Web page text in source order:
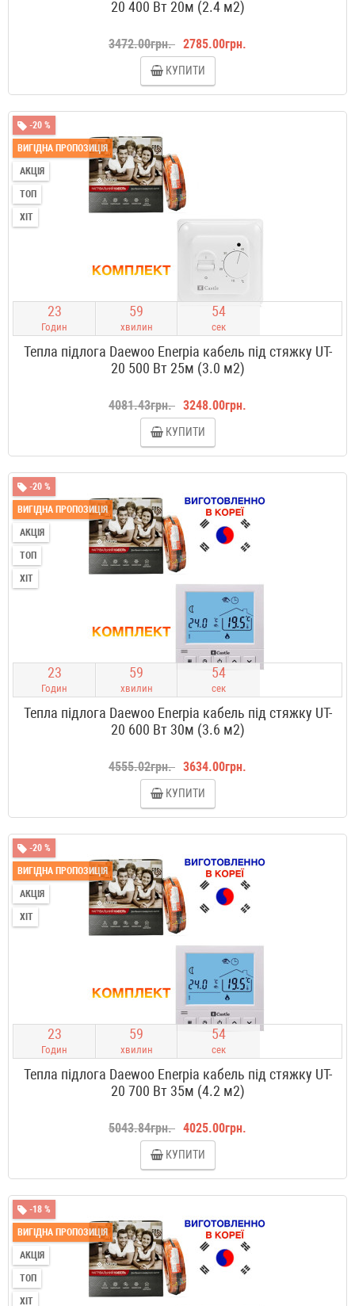
20 400 Вт 20м (2.4 м2)
3472.00грн. 2785.00грн.
КУПИТИ
-20 %
ВИГІДНА ПРОПОЗИЦІЯ
АКЦІЯ
ТОП
ХІТ
23
Годин
59
хвилин
53
сек
Тепла підлога Daewoo Enerpia кабель під стяжку UT-
20 500 Вт 25м (3.0 м2)
4081.43грн. 3248.00грн.
КУПИТИ
-20 %
ВИГІДНА ПРОПОЗИЦІЯ
АКЦІЯ
ТОП
ХІТ
23
Годин
59
хвилин
53
сек
Тепла підлога Daewoo Enerpia кабель під стяжку UT-
20 600 Вт 30м (3.6 м2)
4555.02грн. 3634.00грн.
КУПИТИ
-20 %
ВИГІДНА ПРОПОЗИЦІЯ
АКЦІЯ
ХІТ
23
Годин
59
хвилин
53
сек
Тепла підлога Daewoo Enerpia кабель під стяжку UT-
20 700 Вт 35м (4.2 м2)
5043.84грн. 4025.00грн.
КУПИТИ
-18 %
ВИГІДНА ПРОПОЗИЦІЯ
АКЦІЯ
ТОП
ХІТ